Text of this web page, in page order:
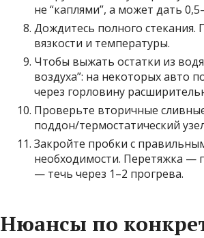
не “каплями”, а может дать
Дождитесь полного стекания.
вязкости и температуры.
Чтобы выжать остатки из
воздуха”: на некоторых авто
через горловину
Проверьте вторичные
поддон/термостатический
Закройте пробки с
необходимости. Перетяжка —
— течь через 1–2 прогрева.
Нюансы по